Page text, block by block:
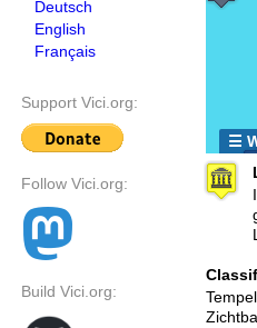
Deutsch
English
Français
Support Vici.org:
Follow Vici.org:
Build Vici.org:
☰